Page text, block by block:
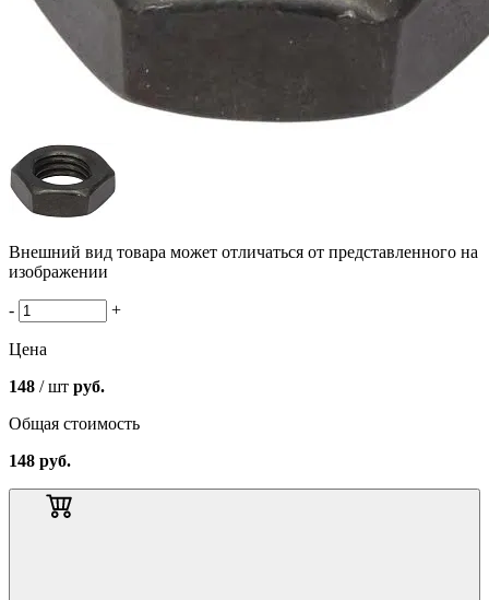
Внешний вид товара может отличаться от представленного на
изображении
- +
Цена
148 / шт руб.
Общая стоимость
148 руб.